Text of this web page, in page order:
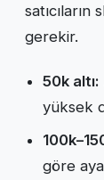
gerekir.
50k altı:
yüksek
göre